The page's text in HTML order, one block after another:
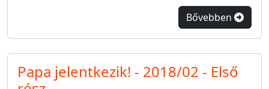
Bővebben
Papa jelentkezik! - 2018/02 - Első